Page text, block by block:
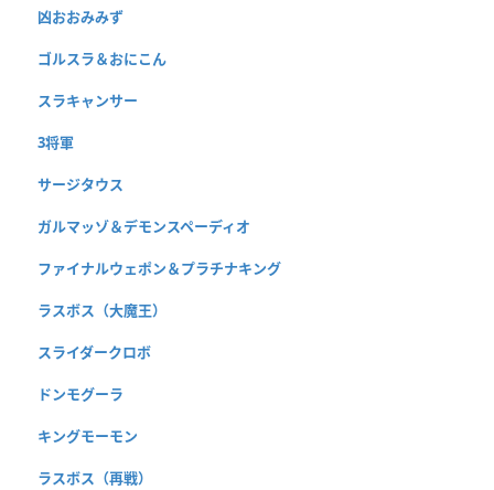
凶おおみみず
ゴルスラ＆おにこん
スラキャンサー
3将軍
サージタウス
ガルマッゾ＆デモンスペーディオ
ファイナルウェポン＆プラチナキング
ラスボス（大魔王）
スライダークロボ
ドンモグーラ
キングモーモン
ラスボス（再戦）